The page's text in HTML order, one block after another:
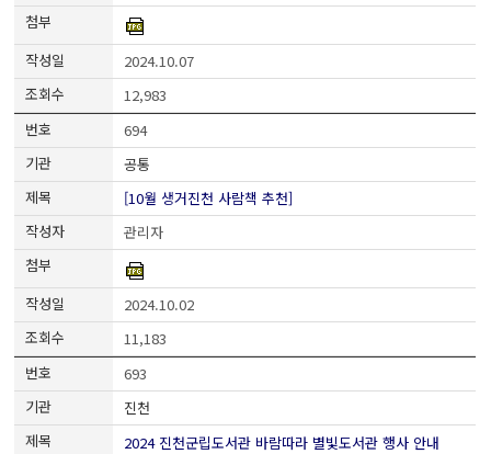
2024.10.07
12,983
694
공통
[10월 생거진천 사람책 추천]
관리자
2024.10.02
11,183
693
진천
2024 진천군립도서관 바람따라 별빛도서관 행사 안내